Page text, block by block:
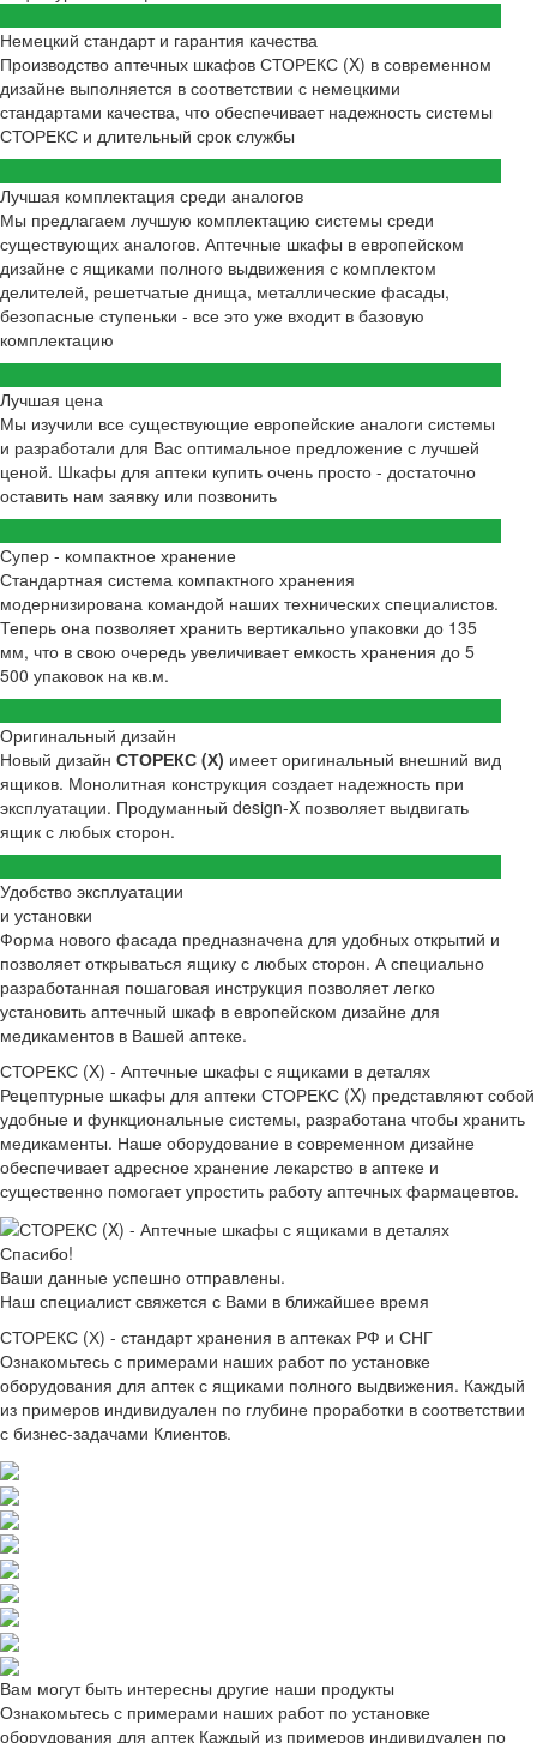
Немецкий стандарт и гарантия качества
Производство аптечных шкафов СТОРЕКС (X) в современном
дизайне выполняется в соответствии с немецкими
стандартами качества, что обеспечивает надежность системы
СТОРЕКС и длительный срок службы
Лучшая комплектация среди аналогов
Мы предлагаем лучшую комплектацию системы среди
существующих аналогов. Аптечные шкафы в европейском
дизайне с ящиками полного выдвижения с комплектом
делителей, решетчатые днища, металлические фасады,
безопасные ступеньки - все это уже входит в базовую
комплектацию
Лучшая цена
Мы изучили все существующие европейские аналоги системы
и разработали для Вас оптимальное предложение с лучшей
ценой. Шкафы для аптеки купить очень просто - достаточно
оставить нам заявку или позвонить
Супер - компактное хранение
Стандартная система компактного хранения
модернизирована командой наших технических специалистов.
Теперь она позволяет хранить вертикально упаковки до 135
мм, что в свою очередь увеличивает емкость хранения до 5
500 упаковок на кв.м.
Оригинальный дизайн
Новый дизайн СТОРЕКС (Х) имеет оригинальный внешний вид
ящиков. Монолитная конструкция создает надежность при
эксплуатации. Продуманный design-X позволяет выдвигать
ящик с любых сторон.
Удобство эксплуатации
и установки
Форма нового фасада предназначена для удобных открытий и
позволяет открываться ящику с любых сторон. А специально
разработанная пошаговая инструкция позволяет легко
установить аптечный шкаф в европейском дизайне для
медикаментов в Вашей аптеке.
СТОРЕКС (X) - Аптечные шкафы с ящиками в деталях
Рецептурные шкафы для аптеки СТОРЕКС (X) представляют собой
удобные и функциональные системы, разработана чтобы хранить
медикаменты. Наше оборудование в современном дизайне
обеспечивает адресное хранение лекарство в аптеке и
существенно помогает упростить работу аптечных фармацевтов.
Спасибо!
Ваши данные успешно отправлены.
Наш специалист свяжется с Вами в ближайшее время
СТОРЕКС (Х) - стандарт хранения в аптеках РФ и СНГ
Ознакомьтесь с примерами наших работ по установке
оборудования для аптек с ящиками полного выдвижения. Каждый
из примеров индивидуален по глубине проработки в соответствии
с бизнес-задачами Клиентов.
Вам могут быть интересны другие наши продукты
Ознакомьтесь с примерами наших работ по установке
оборудования для аптек Каждый из примеров индивидуален по